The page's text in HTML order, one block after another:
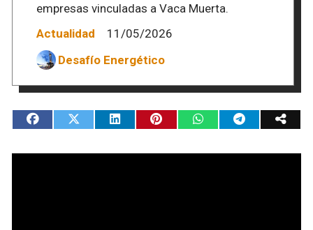
empresas vinculadas a Vaca Muerta.
Actualidad
11/05/2026
Desafío Energético